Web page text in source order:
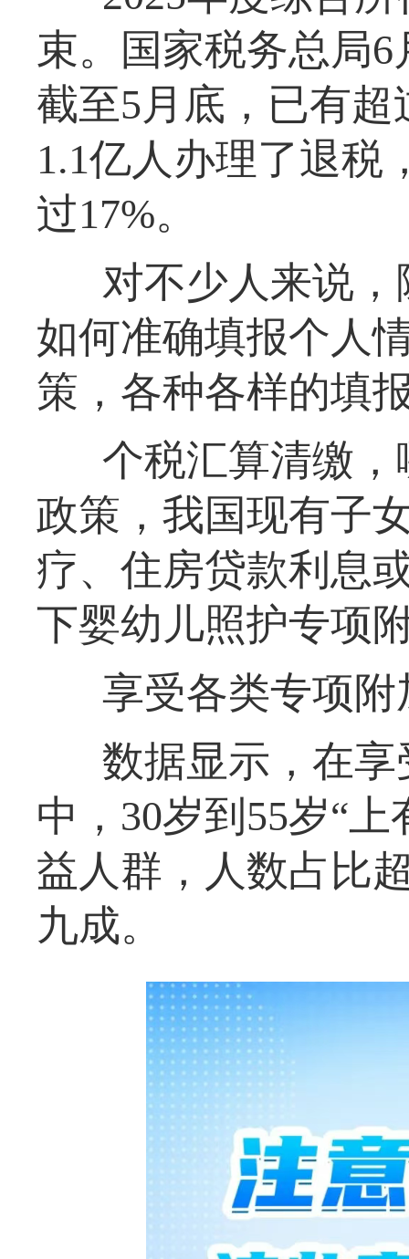
束。国家税务总局
截至5月底，已有
1.1亿人办理了退税
过17%。
对不少人来说
如何准确填报个人
策，各种各样的填
个税汇算清缴
政策，我国现有子
疗、住房贷款利息
下婴幼儿照护专项
享受各类专项
数据显示，在
中，30岁到55岁“
益人群，人数占比
九成。